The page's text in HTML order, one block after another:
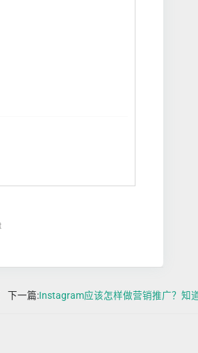
下一篇:Instagram应该怎样做营销推广？知